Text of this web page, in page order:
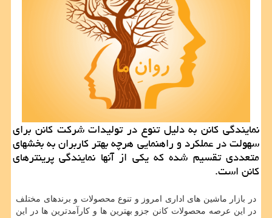
نمایندگی كانن به دلیل تنوع در تولیدات شركت كانن برای
سهولت در عملكرد و راهنمایی هرچه بهتر كاربران به بخشهای
متعددی تقسیم شده كه یكی از آنها نمایندگی پرینترهای
كانن است.
در بازار ماشین های اداری امروز و تنوع محصولات و برندهای مختلف
در این عرصه محصولات کانن جزو بهترین ها و کارآمدترین ها در این